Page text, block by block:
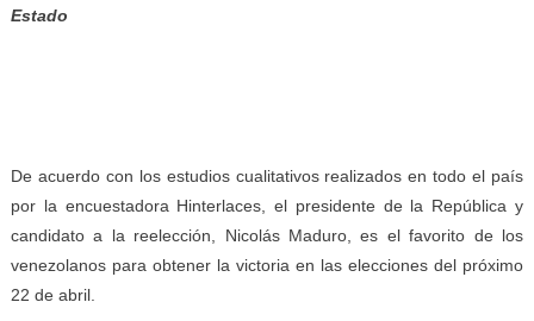
Estado
De acuerdo con los estudios cualitativos realizados en todo el país
por la encuestadora Hinterlaces, el presidente de la República y
candidato a la reelección, Nicolás Maduro, es el favorito de los
venezolanos para obtener la victoria en las elecciones del próximo
22 de abril.